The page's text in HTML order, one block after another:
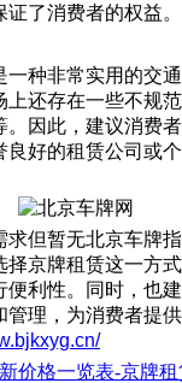
了消费者的权益。
一种非常实用的交
还存在一些不规
因此，建议消费
良好的租赁公司或
求但暂无北京车牌
择京牌租赁这一方
便利性。同时，也
管理，为消费者提
价格一览表-京牌